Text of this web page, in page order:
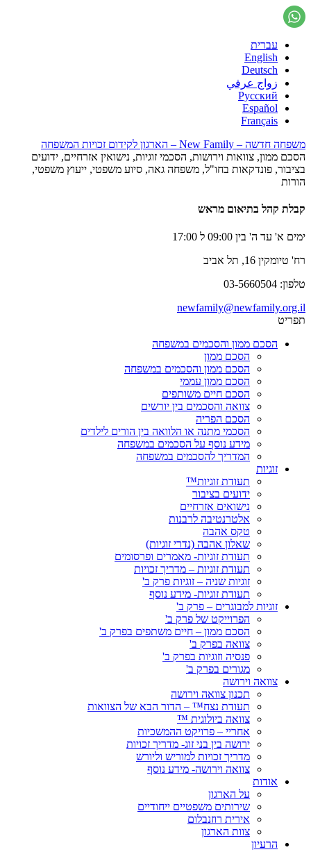
עברית
English
Deutsch
زواج عرفي
Русский
Español
Français
משפחה חדשה – New Family – הארגון לקידום זכויות המשפחה
הסכם ממון, צוואות וירושות, הסכמי זוגיות, נישואין אזרחיים, ידועים
בציבור, פונדקאות בחו"ל, משפחה גאה, סיוע משפטי, ייעוץ משפטי,
הורות
קבלת קהל בתיאום מראש
ימים א' עד ה' בין 09:00 ל 17:00
רח' טיומקין 16, תל אביב
טלפון: 03-5660504
newfamily@newfamily.org.il
תפריט
הסכם ממון והסכמים במשפחה
הסכם ממון
הסכם ממון והסכמים במשפחה
הסכם ממון עממי
הסכם חיים משותפים
צוואה והסכמים בין יורשים
הסכם הפריה
הסכמי מתנה או הלוואה בין הורים לילדים
מידע נוסף על הסכמים במשפחה
המדריך להסכמים במשפחה
זוגיות
תעודת זוגיות™
ידועים בציבור
נישואים אזרחיים
אלטרנטיבה לרבנות
טקס אהבה
שאלון אהבה (נדרי זוגיות)
תעודת זוגיות- מאמרים ופרסומים
תעודת זוגיות – מדריך זכויות
זוגיות שניה – זוגיות פרק ב'
תעודת זוגיות- מידע נוסף
זוגיות למבוגרים – פרק ב'
הפרוייקט של פרק ב'
הסכם ממון – חיים משתפים בפרק ב'
צוואה בפרק ב'
פנסיה וזוגיות בפרק ב'
מגורים בפרק ב'
צוואה וירושה
תכנון צוואה וירושה
תעודת נצח™ – הדור הבא של הצוואות
צוואה ביולוגית ™
אחריי – פרויקט ההמשכיות
ירושה בין בני זוג- מדריך זכויות
מדריך זכויות למוריש וליורש
צוואה וירושה- מידע נוסף
אודות
על הארגון
שירותים משפטיים ייחודיים
אירית רוזנבלום
צוות הארגון
הרעיון